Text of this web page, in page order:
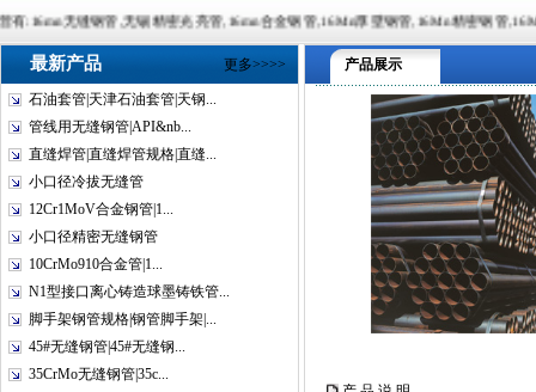
无缝钢管,无锡精密光亮管,16mn合金钢管,16Mn厚壁钢管,16Mn精密钢管
最新产品 更多>>>>
石油套管|天津石油套管|天钢...
管线用无缝钢管|API&nb...
直缝焊管|直缝焊管规格|直缝...
小口径冷拔无缝管
12Cr1MoV合金钢管|1...
小口径精密无缝钢管
10CrMo910合金管|1...
N1型接口离心铸造球墨铸铁管...
脚手架钢管规格|钢管脚手架|...
45#无缝钢管|45#无缝钢...
35CrMo无缝钢管|35c...
产品展示